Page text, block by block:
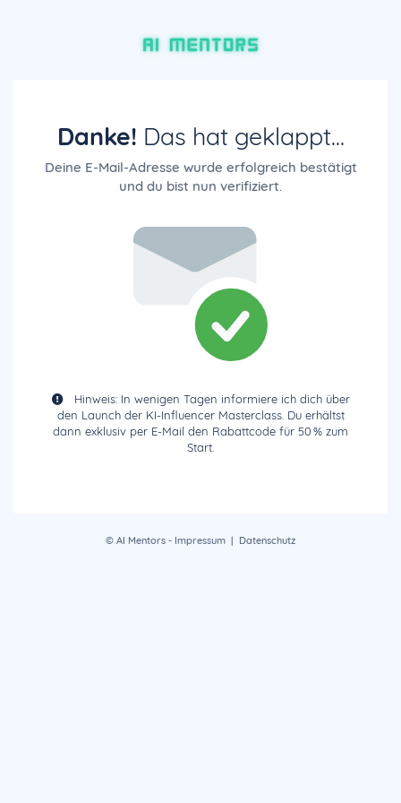
Danke! Das hat geklappt...
Deine E-Mail-Adresse wurde erfolgreich bestätigt
und du bist nun verifiziert.
Hinweis: In wenigen Tagen informiere ich dich über
den Launch der KI-Influencer Masterclass. Du erhältst
dann exklusiv per E-Mail den Rabattcode für 50 % zum
Start.
© AI Mentors - Impressum | Datenschutz